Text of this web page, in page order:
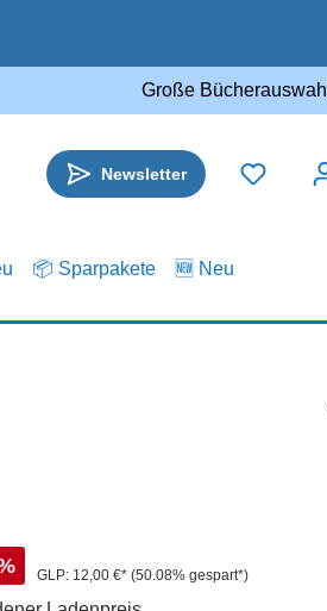
Große Bücherauswahl
Newsletter
📦 Sparpakete 🆕 Neu
GLP: 12,00 €* (50.08% gespart*)